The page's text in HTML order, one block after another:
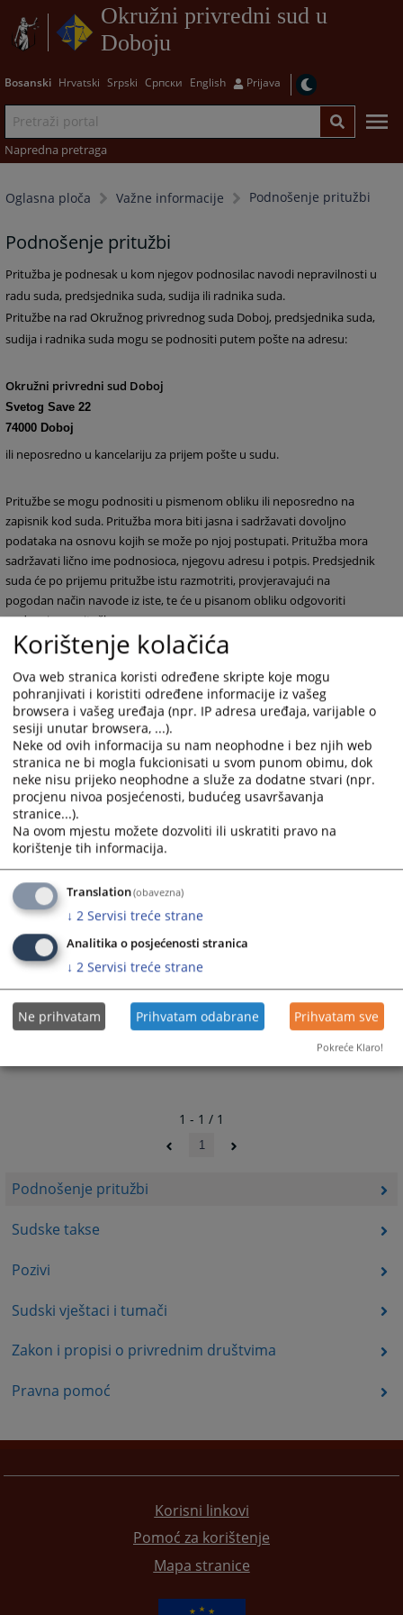
Okružni privredni sud u
Doboju
Bosanski Hrvatski Srpski Српски English Prijava
Napredna pretraga
Oglasna ploča Važne informacije Podnošenje pritužbi
Podnošenje pritužbi
Sudske takse
Pozivi
Sudski vještaci i tumači
Zakon i propisi o privrednim društvima
Pravna pomoć
Podnošenje pritužbi
Pritužba je podnesak u kom njegov podnosilac navodi nepravilnosti u
radu suda, predsjednika suda, sudija ili radnika suda.
Pritužbe na rad Okružnog privrednog suda Doboj, predsjednika suda,
sudija i radnika suda mogu se podnositi putem pošte na adresu:
Okružni privredni sud Doboj
Svetog Save 22
74000 Doboj
ili neposredno u kancelariju za prijem pošte u sudu.
Pritužbe se mogu podnositi u pismenom obliku ili neposredno na
zapisnik kod suda. Pritužba mora biti jasna i sadržavati dovoljno
podataka na osnovu kojih se može po njoj postupati. Pritužba mora
sadržavati lično ime podnosioca, njegovu adresu i potpis. Predsjednik
suda će po prijemu pritužbe istu razmotriti, provjeravajući na
pogodan način navode iz iste, te će u pisanom obliku odgovoriti
podnosiocu pritužbe.
Pritužbe na rad i ponašanje sudija mogu se dostaviti Visokom
sudskom i tužilačkom vijeću Bosne i Hercegovine-Uredu disciplinskog
tužioca, koji su jedini ovlašteni da razmatraju navedene pritužbe i to
na adresu:
Visoko sudsko i tužilačko vijeće Bosne i Hercegovine
Ul. Kraljice Jelene br.88
71000Sarajevo
4141PREGLEDA
1 - 1 / 1
1
Korisni linkovi
Pomoć za korištenje
Mapa stranice
Korištenje kolačića
Ova web stranica koristi određene skripte koje mogu
pohranjivati i koristiti određene informacije iz vašeg
browsera i vašeg uređaja (npr. IP adresa uređaja, varijable o
sesiji unutar browsera, ...).
Neke od ovih informacija su nam neophodne i bez njih web
stranica ne bi mogla fukcionisati u svom punom obimu, dok
neke nisu prijeko neophodne a služe za dodatne stvari (npr.
procjenu nivoa posjećenosti, budućeg usavršavanja
stranice...).
Na ovom mjestu možete dozvoliti ili uskratiti pravo na
korištenje tih informacija.
Translation(obavezna)
↓ 2 Servisi treće strane
Analitika o posjećenosti stranica
↓ 2 Servisi treće strane
Ne prihvatam Prihvatam odabrane Prihvatam sve
Pokreće Klaro!